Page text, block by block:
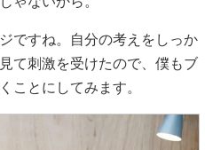
ですね。自分の考えをしっか
て刺激を受けたので、僕もブ
ことにしてみます。